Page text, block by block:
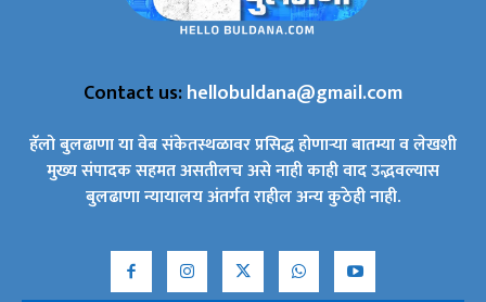
Contact us:hellobuldana@gmail.com
हॅलो बुलढाणा या वेब संकेतस्थळावर प्रसिद्ध होणाऱ्या बातम्या व लेखशी
मुख्य संपादक सहमत असतीलच असे नाही काही वाद उद्भवल्यास
बुलढाणा न्यायालय अंतर्गत राहील अन्य कुठेही नाही.